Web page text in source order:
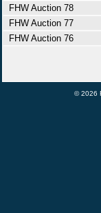
FHW Auction 78
FHW Auction 77
FHW Auction 76
© 2026